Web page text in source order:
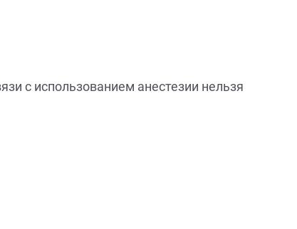
с использованием анестезии нельзя